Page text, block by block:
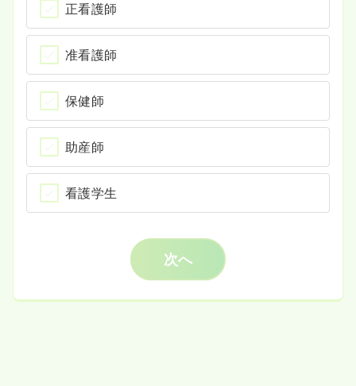
正看護師
准看護師
保健師
助産師
看護学生
次へ